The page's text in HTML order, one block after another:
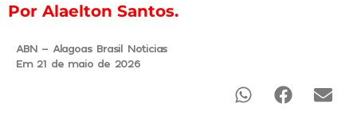
Por Alaelton Santos.
ABN - Alagoas Brasil Noticias
Em 21 de maio de 2026